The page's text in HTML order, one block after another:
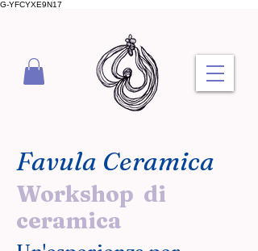
G-YFCYXE9N17
Favula Ceramica
Workshop di
ceramica